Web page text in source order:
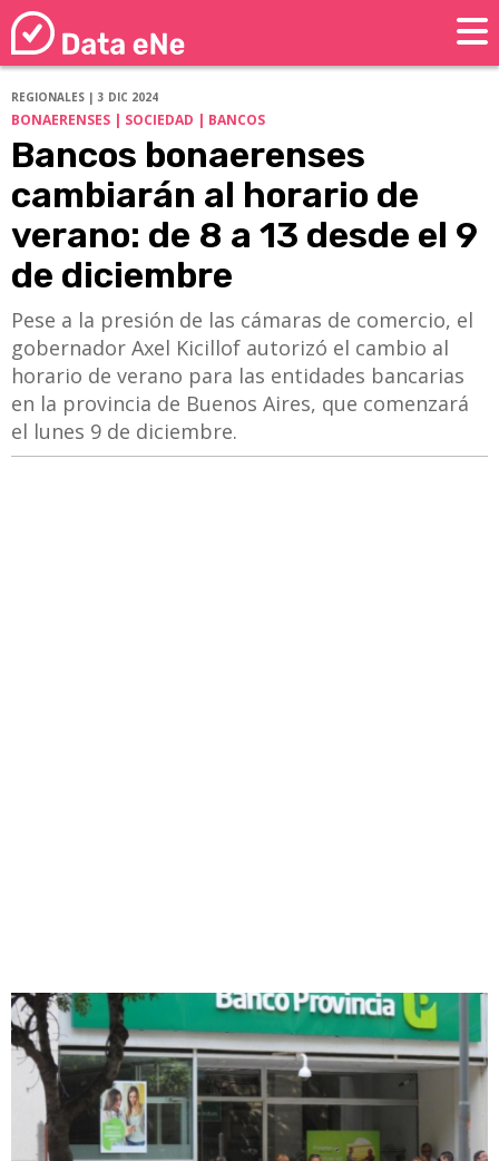
REGIONALES | 3 DIC 2024
BONAERENSES | SOCIEDAD | BANCOS
Bancos bonaerenses
cambiarán al horario de
verano: de 8 a 13 desde el 9
de diciembre
Pese a la presión de las cámaras de comercio, el
gobernador Axel Kicillof autorizó el cambio al
horario de verano para las entidades bancarias
en la provincia de Buenos Aires, que comenzará
el lunes 9 de diciembre.